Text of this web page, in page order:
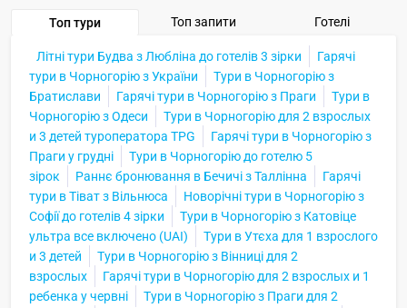
ЗГОРНУТИ
Топ тури Топ запити Готелі
Літні тури Будва з Любліна до готелів 3 зірки
Гарячі
тури в Чорногорію з України
Тури в Чорногорію з
Братислави
Гарячі тури в Чорногорію з Праги
Тури в
Чорногорію з Одеси
Тури в Чорногорію для 2 взрослых
и 3 детей туроператора TPG
Гарячі тури в Чорногорію з
Праги у грудні
Тури в Чорногорію до готелю 5
зірок
Раннє бронювання в Бечичі з Таллінна
Гарячі
тури в Тіват з Вільнюса
Новорічні тури в Чорногорію з
Софії до готелів 4 зірки
Тури в Чорногорію з Катовіце
ультра все включено (UAI)
Тури в Утєха для 1 взрослого
и 3 детей
Тури в Чорногорію з Вінниці для 2
взрослых
Гарячі тури в Чорногорію для 2 взрослых и 1
ребенка у червні
Тури в Чорногорію з Праги для 2